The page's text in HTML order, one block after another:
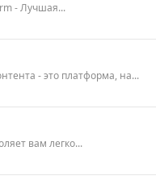
- Лучшая...
- это платформа, на...
вам легко...